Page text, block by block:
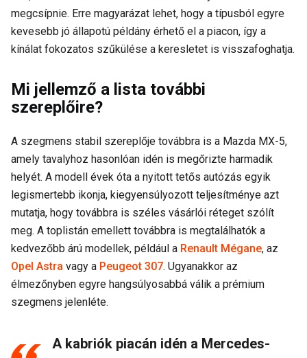
megcsípnie. Erre magyarázat lehet, hogy a típusból egyre
kevesebb jó állapotú példány érhető el a piacon, így a
kínálat fokozatos szűkülése a keresletet is visszafoghatja.
Mi jellemző a lista további
szereplőire?
A szegmens stabil szereplője továbbra is a Mazda MX-5,
amely tavalyhoz hasonlóan idén is megőrizte harmadik
helyét. A modell évek óta a nyitott tetős autózás egyik
legismertebb ikonja, kiegyensúlyozott teljesítménye azt
mutatja, hogy továbbra is széles vásárlói réteget szólít
meg. A toplistán emellett továbbra is megtalálhatók a
kedvezőbb árú modellek, például a Renault Mégane, az
Opel Astra vagy a Peugeot 307. Ugyanakkor az
élmezőnyben egyre hangsúlyosabbá válik a prémium
szegmens jelenléte.
A kabriók piacán idén a Mercedes-